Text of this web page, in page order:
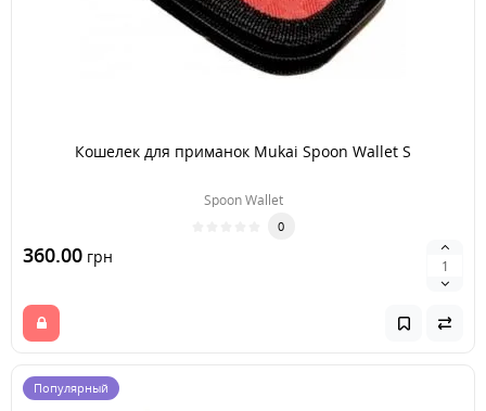
Кошелек для приманок Mukai Spoon Wallet S
Spoon Wallet
0
360.00 грн
Популярный